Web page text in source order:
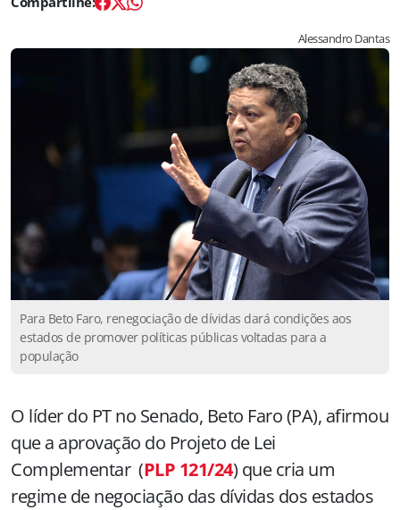
Alessandro Dantas
Para Beto Faro, renegociação de dívidas dará condições aos
estados de promover políticas públicas voltadas para a
população
O líder do PT no Senado, Beto Faro (PA), afirmou
que a aprovação do Projeto de Lei
Complementar (PLP 121/24) que cria um
regime de negociação das dívidas dos estados